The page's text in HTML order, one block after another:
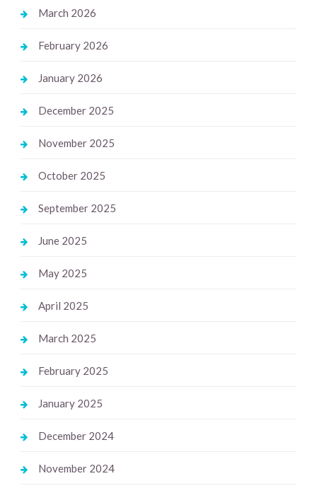
March 2026
February 2026
January 2026
December 2025
November 2025
October 2025
September 2025
June 2025
May 2025
April 2025
March 2025
February 2025
January 2025
December 2024
November 2024